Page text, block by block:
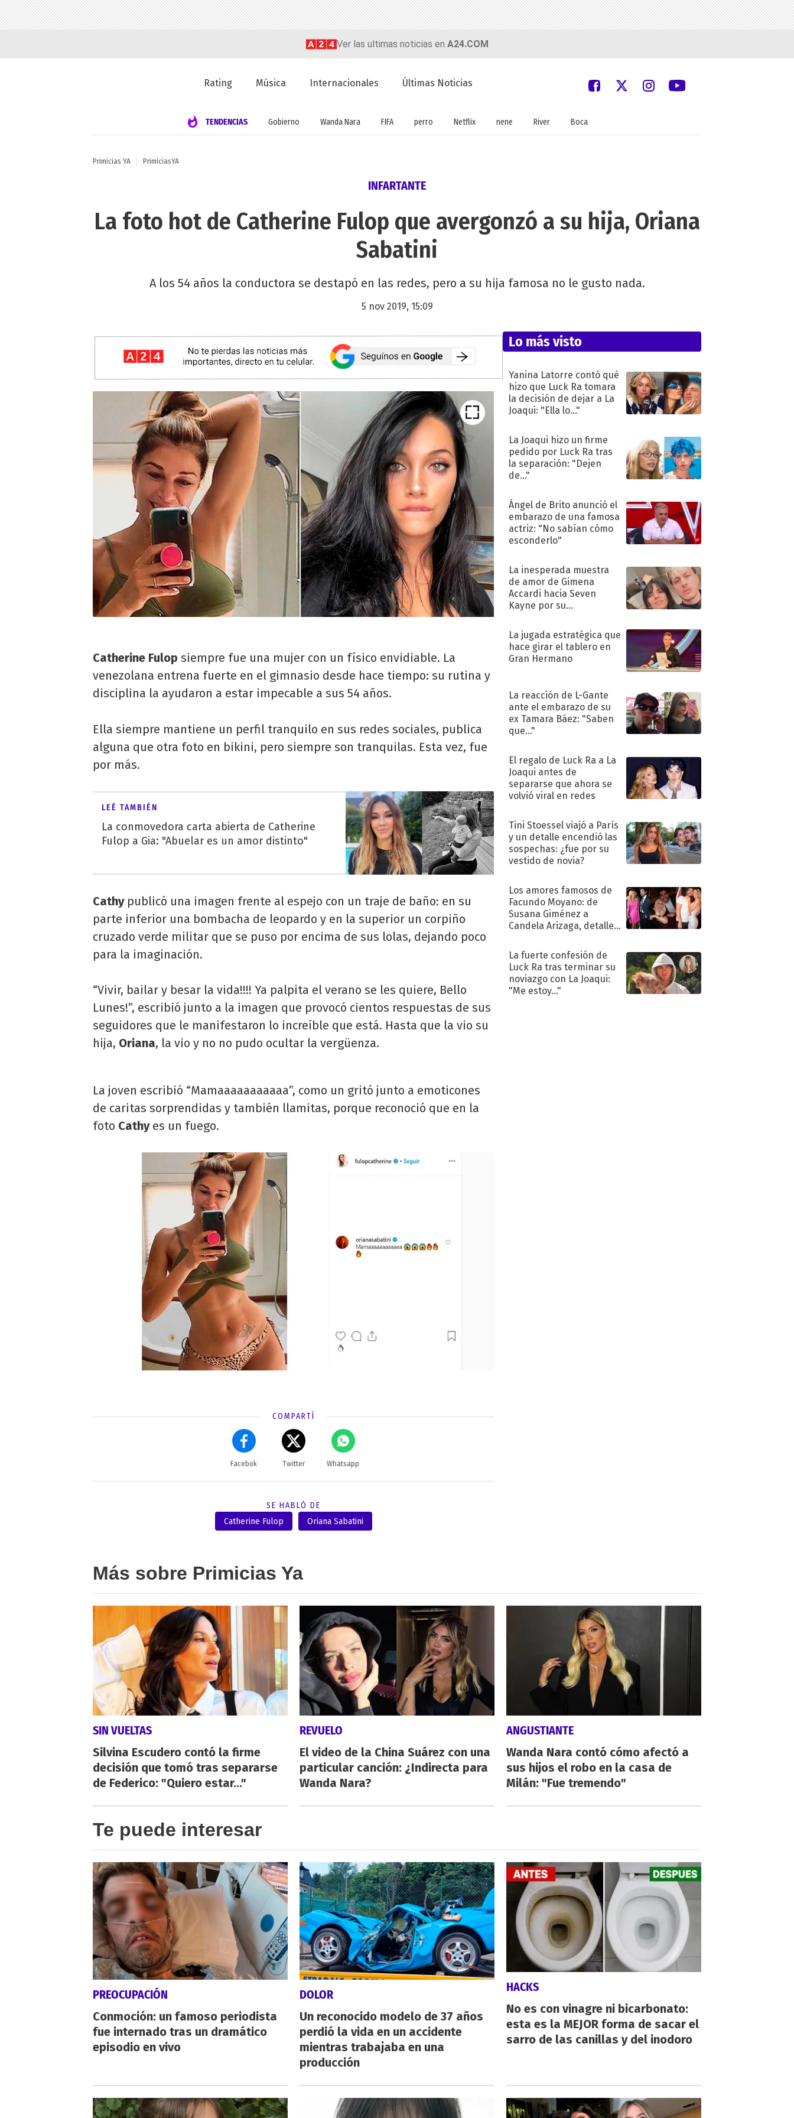
Ver las ultimas noticias en A24.COM
Rating Música Internacionales Últimas Noticias
TENDENCIAS Gobierno Wanda Nara FIFA perro Netflix nene River Boca
Primicias YA PrimiciasYA
INFARTANTE
La foto hot de Catherine Fulop que avergonzó a su hija, Oriana
Sabatini
A los 54 años la conductora se destapó en las redes, pero a su hija famosa no le gusto nada.
5 nov 2019, 15:09
Catherine Fulop siempre fue una mujer con un físico envidiable. La
venezolana entrena fuerte en el gimnasio desde hace tiempo: su rutina y
disciplina la ayudaron a estar impecable a sus 54 años.
Ella siempre mantiene un perfil tranquilo en sus redes sociales, publica
alguna que otra foto en bikini, pero siempre son tranquilas. Esta vez, fue
por más.
LEÉ TAMBIÉN
La conmovedora carta abierta de Catherine
Fulop a Gia: "Abuelar es un amor distinto"
Cathy publicó una imagen frente al espejo con un traje de baño: en su
parte inferior una bombacha de leopardo y en la superior un corpiño
cruzado verde militar que se puso por encima de sus lolas, dejando poco
para la imaginación.
“Vivir, bailar y besar la vida!!!! Ya palpita el verano se les quiere, Bello
Lunes!”, escribió junto a la imagen que provocó cientos respuestas de sus
seguidores que le manifestaron lo increíble que está. Hasta que la vio su
hija, Oriana, la vio y no no pudo ocultar la vergüenza.
La joven escribió “Mamaaaaaaaaaaa”, como un gritó junto a emoticones
de caritas sorprendidas y también llamitas, porque reconoció que en la
foto Cathy es un fuego.
COMPARTÍ
Facebok Twitter Whatsapp
SE HABLÓ DE
Catherine Fulop
Oriana Sabatini
Lo más visto
Yanina Latorre contó qué
hizo que Luck Ra tomara
la decisión de dejar a La
Joaqui: "Ella lo..."
La Joaqui hizo un firme
pedido por Luck Ra tras
la separación: "Dejen
de..."
Ángel de Brito anunció el
embarazo de una famosa
actriz: "No sabían cómo
esconderlo"
La inesperada muestra
de amor de Gimena
Accardi hacia Seven
Kayne por su
La jugada estratégica que
hace girar el tablero en
Gran Hermano
La reacción de L-Gante
ante el embarazo de su
ex Tamara Báez: "Saben
que..."
El regalo de Luck Ra a La
Joaqui antes de
separarse que ahora se
volvió viral en redes
Tini Stoessel viajó a París
y un detalle encendió las
sospechas: ¿fue por su
vestido de novia?
Los amores famosos de
Facundo Moyano: de
Susana Giménez a
Candela Arizaga, detalles
sentimental
La fuerte confesión de
Luck Ra tras terminar su
noviazgo con La Joaqui:
"Me estoy..."
Más sobre Primicias Ya
SIN VUELTAS
Silvina Escudero contó la firme
decisión que tomó tras separarse
de Federico: "Quiero estar..."
REVUELO
El video de la China Suárez con una
particular canción: ¿Indirecta para
Wanda Nara?
ANGUSTIANTE
Wanda Nara contó cómo afectó a
sus hijos el robo en la casa de
Milán: "Fue tremendo"
Te puede interesar
PREOCUPACIÓN
Conmoción: un famoso periodista
fue internado tras un dramático
episodio en vivo
DOLOR
Un reconocido modelo de 37 años
perdió la vida en un accidente
mientras trabajaba en una
producción
HACKS
No es con vinagre ni bicarbonato:
esta es la MEJOR forma de sacar el
sarro de las canillas y del inodoro